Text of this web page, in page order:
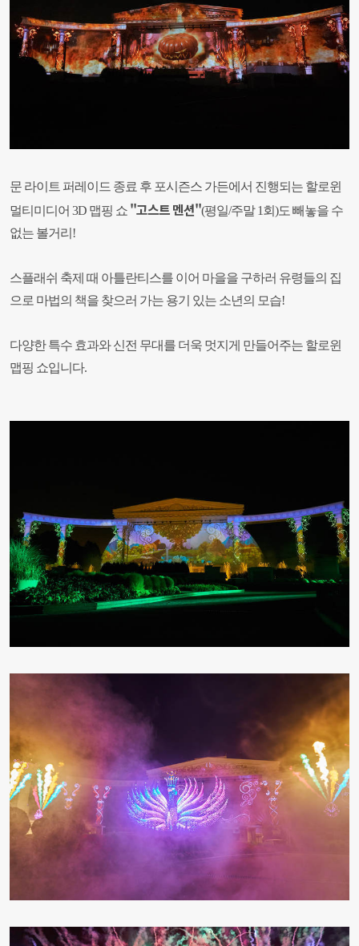
문 라이트 퍼레이드 종료 후 포시즌스 가든에서 진행되는 할로윈
멀티미디어 3D 맵핑 쇼 "고스트 멘션"(평일/주말 1회)도 빼놓을 수
없는 볼거리!
스플래쉬 축제 때 아틀란티스를 이어 마을을 구하러 유령들의 집
으로 마법의 책을 찾으러 가는 용기 있는 소년의 모습!
다양한 특수 효과와 신전 무대를 더욱 멋지게 만들어주는 할로윈
맵핑 쇼입니다.